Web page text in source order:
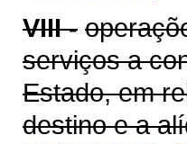
VIII -
serviços a
Estado, em
destino e a